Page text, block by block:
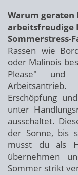
Warum geraten
arbeitsfreudige
Sommerstress-
Rassen wie
oder Malinois
Please" und
Erschöpfung
unter
ausschaltet.
der Sonne, bis
musst du als
übernehmen
Sommer strikt